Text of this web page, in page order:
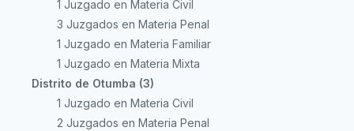
1 Juzgado en Materia Civil
3 Juzgados en Materia Penal
1 Juzgado en Materia Familiar
1 Juzgado en Materia Mixta
Distrito de Otumba (3)
1 Juzgado en Materia Civil
2 Juzgados en Materia Penal